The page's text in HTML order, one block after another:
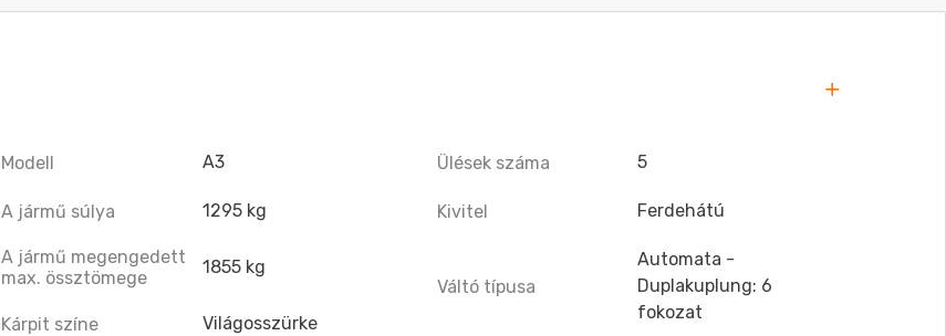
Modell A3
A jármű súlya 1295 kg
A jármű megengedett
max. össztömege
1855 kg
Kárpit színe Világosszürke
Ülések száma 5
Kivitel Ferdehátú
Váltó típusa
Automata -
Duplakuplung: 6
fokozat